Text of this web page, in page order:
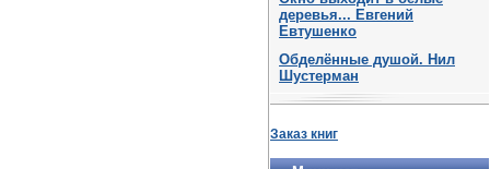
деревья... Евгений
Евтушенко
Обделённые душой. Нил
Шустерман
Заказ книг